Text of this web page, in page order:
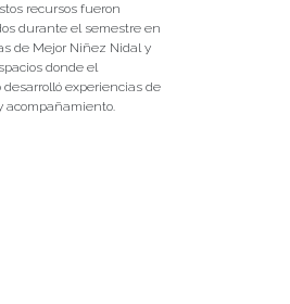
recursos fueron
durante el semestre en
de Mejor Niñez Nidal y
donde el
experiencias de
acompañamiento.